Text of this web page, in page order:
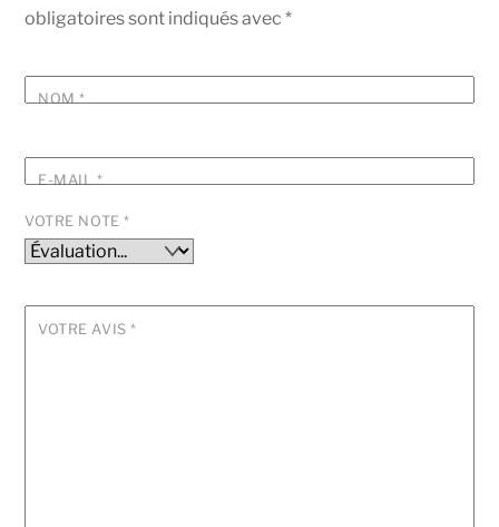
obligatoires sont indiqués avec*
NOM*
E-MAIL *
VOTRE NOTE*
VOTRE AVIS*